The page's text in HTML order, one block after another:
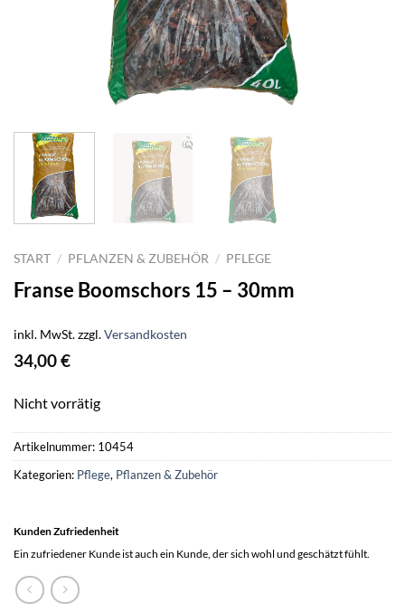
START / PFLANZEN & ZUBEHÖR / PFLEGE
Franse Boomschors 15 – 30mm
inkl. MwSt.zzgl.Versandkosten
34,00€
Nicht vorrätig
Artikelnummer: 10454
Kategorien: Pflege, Pflanzen & Zubehör
Kunden Zufriedenheit
Ein zufriedener Kunde ist auch ein Kunde, der sich wohl und geschätzt fühlt.